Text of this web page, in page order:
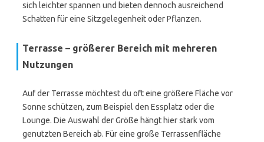
sich leichter spannen und bieten dennoch ausreichend
Schatten für eine Sitzgelegenheit oder Pflanzen.
Terrasse – größerer Bereich mit mehreren
Nutzungen
Auf der Terrasse möchtest du oft eine größere Fläche vor
Sonne schützen, zum Beispiel den Essplatz oder die
Lounge. Die Auswahl der Größe hängt hier stark vom
genutzten Bereich ab. Für eine große Terrassenfläche